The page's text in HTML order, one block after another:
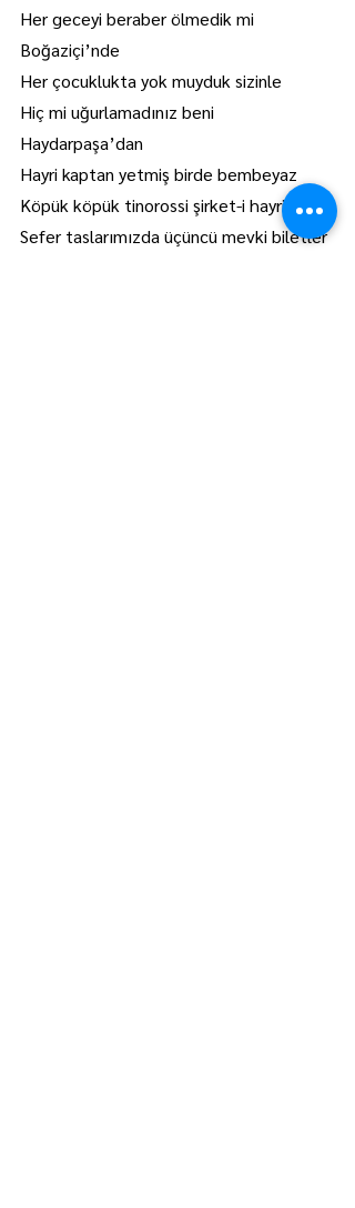
Her geceyi beraber ölmedik mi
Boğaziçi’nde
Her çocuklukta yok muyduk sizinle
Hiç mi uğurlamadınız beni
Haydarpaşa’dan
Hayri kaptan yetmiş birde bembeyaz
Köpük köpük tinorossi şirket-i hayriyye
Sefer taslarımızda üçüncü mevki biletler